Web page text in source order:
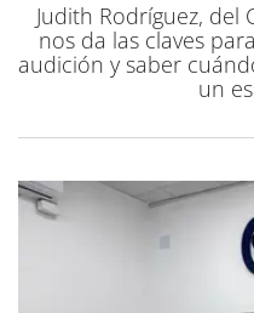
Judith Rodríguez, del
nos da las claves
audición y saber
un